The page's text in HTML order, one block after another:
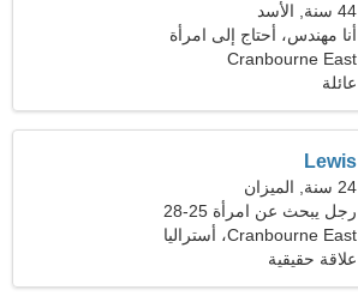
44 سنة, الأسد
أنا مهندس، أحتاج إلى امرأة
ساحرة
Cranbourne East
عائلة
Lewis
24 سنة, الميزان
رجل يبحث عن امرأة 25-28
Cranbourne East، أستراليا
علاقة حقيقية